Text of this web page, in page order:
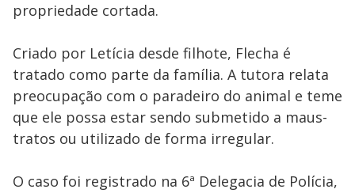
propriedade cortada.
Criado por Letícia desde filhote, Flecha é
tratado como parte da família. A tutora relata
preocupação com o paradeiro do animal e teme
que ele possa estar sendo submetido a maus-
tratos ou utilizado de forma irregular.
O caso foi registrado na 6ª Delegacia de Polícia,